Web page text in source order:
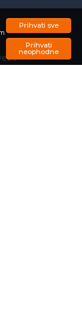
Prihvati sve
Prihvati
neophodne